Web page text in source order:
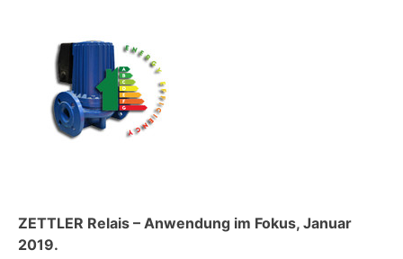
ZETTLER Relais – Anwendung im Fokus, Januar
2019.